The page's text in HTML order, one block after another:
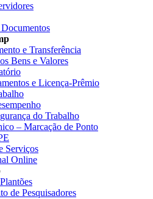
e Transferência
Bens e Valores
e Licença-Prêmio
do Trabalho
– Marcação de Ponto
Serviços
Online
de Pesquisadores